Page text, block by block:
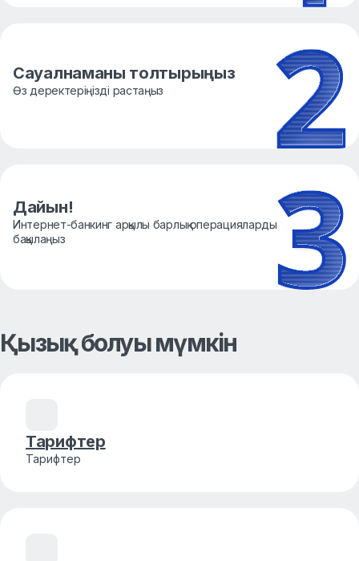
Сауалнаманы толтырыңыз
Өз деректеріңізді растаңыз
Дайын!
Интернет-банкинг арқылы барлық операцияларды
бақылаңыз
Қызық болуы мүмкін
Тарифтер
Тарифтер